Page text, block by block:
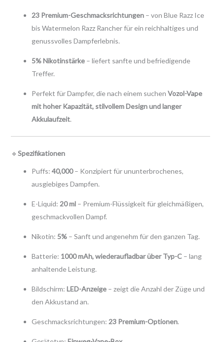
23 Premium-Geschmacksrichtungen– von Blue Razz Ice
bis Watermelon Razz Rancher für ein reichhaltiges und
genussvolles Dampferlebnis.
5% Nikotinstärke– liefert sanfte und befriedigende
Treffer.
Perfekt für Dampfer, die nach einem suchen Vozol-Vape
mit hoher Kapazität, stilvollem Design und langer
Akkulaufzeit.
🔹Spezifikationen
Puffs: 40,000– Konzipiert für ununterbrochenes,
ausgiebiges Dampfen.
E-Liquid: 20 ml– Premium-Flüssigkeit für gleichmäßigen,
geschmackvollen Dampf.
Nikotin: 5%– Sanft und angenehm für den ganzen Tag.
Batterie: 1000 mAh, wiederaufladbar über Typ-C– lang
anhaltende Leistung.
Bildschirm: LED-Anzeige– zeigt die Anzahl der Züge und
den Akkustand an.
Geschmacksrichtungen: 23 Premium-Optionen.